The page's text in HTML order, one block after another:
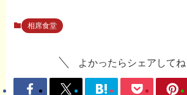
相席食堂
よかったらシェアしてね